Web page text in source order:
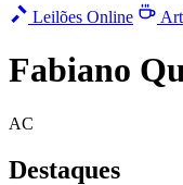
Leilões Online
Fabiano
AC
Destaques